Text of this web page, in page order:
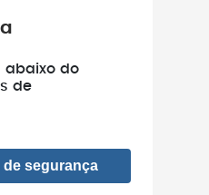
abaixo do
de
de segurança